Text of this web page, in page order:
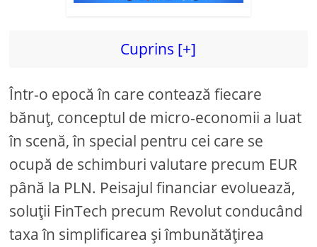
Cuprins [+]
Într-o epocă în care contează fiecare
bănuț, conceptul de micro-economii a luat
în scenă, în special pentru cei care se
ocupă de schimburi valutare precum EUR
până la PLN. Peisajul financiar evoluează,
soluții FinTech precum Revolut conducând
taxa în simplificarea și îmbunătățirea